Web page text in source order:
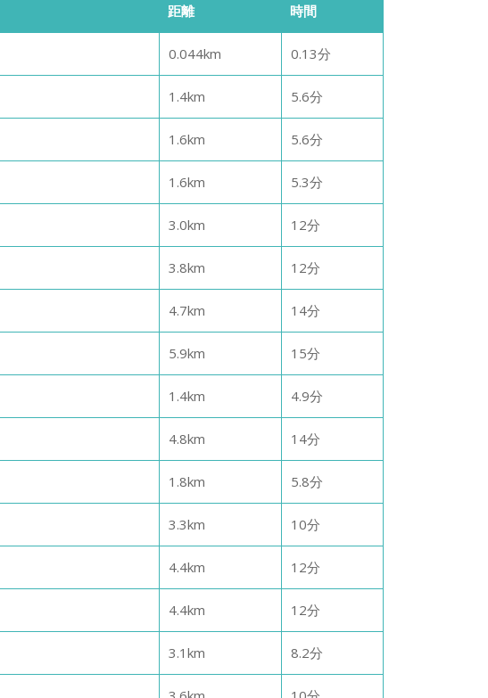
距離 時間
0.044km 0.13分
1.4km 5.6分
1.6km 5.6分
1.6km 5.3分
3.0km 12分
3.8km 12分
4.7km 14分
5.9km 15分
1.4km 4.9分
4.8km 14分
1.8km 5.8分
3.3km 10分
4.4km 12分
4.4km 12分
3.1 km 8.2分